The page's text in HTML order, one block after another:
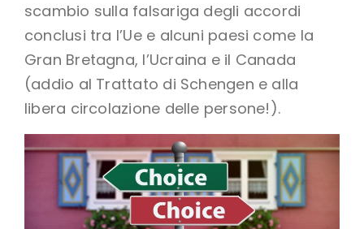
scambio sulla falsariga degli accordi
conclusi tra l’Ue e alcuni paesi come la
Gran Bretagna, l’Ucraina e il Canada
(addio al Trattato di Schengen e alla
libera circolazione delle persone!).